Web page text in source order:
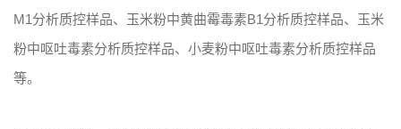
M1分析质控样品、玉米粉中黄曲霉毒素B1分析质控样品、玉米
粉中呕吐毒素分析质控样品、小麦粉中呕吐毒素分析质控样品
等。